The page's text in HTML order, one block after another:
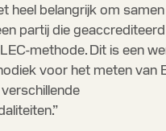
heel belangrijk om
partij die
methode. Dit is een
voor het meten van